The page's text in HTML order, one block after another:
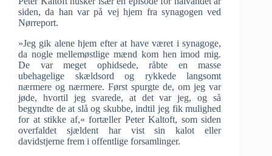
siden, da han var på vej hjem fra synagogen ved
Nørreport.
»Jeg gik alene hjem efter at have været i synagoge,
da nogle mellemøstlige mænd kom hen imod mig.
De var meget ophidsede, råbte en masse
ubehagelige skældsord og rykkede langsomt
nærmere og nærmere. Først spurgte de, om jeg var
jøde, hvortil jeg svarede, at det var jeg, og så
begyndte de at slå og skubbe, indtil jeg fik mulighed
for at stikke af,« fortæller Peter Kaltoft, som siden
overfaldet sjældent har vist sin kalot eller
davidstjerne frem i offentlige forsamlinger.